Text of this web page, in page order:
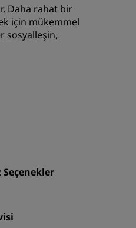
Daha rahat bir
için mükemmel
sosyalleşin,